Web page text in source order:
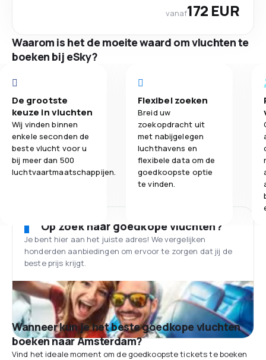
vanaf172 EUR
Waarom is het de moeite waard om vluchten te
boeken bij eSky?
De grootste
keuze in vluchten
Wij vinden binnen
enkele seconden de
beste vlucht voor u
bij meer dan 500
luchtvaartmaatschappijen.
Flexibel zoeken
Breid uw
zoekopdracht uit
met nabijgelegen
luchthavens en
flexibele data om de
goedkoopste optie
te vinden.
Op zoek naar goedkope vluchten?
Je bent hier aan het juiste adres! We vergelijken
honderden aanbiedingen om ervoor te zorgen dat jij de
beste prijs krijgt.
Wanneer kun je het beste goedkope vluchten
boeken naar Amsterdam?
Vind het ideale moment om de goedkoopste tickets te boeken